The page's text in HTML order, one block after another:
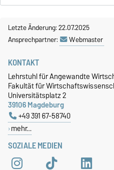
Letzte Änderung: 22.07.2025
Ansprechpartner:
Webmaster
SOZIALE MEDIEN
KONTAKT
Lehrstuhl für Angewandte
Fakultät für
Universitätsplatz 2
39106 Magdeburg
+49 391 67-58740
mehr…